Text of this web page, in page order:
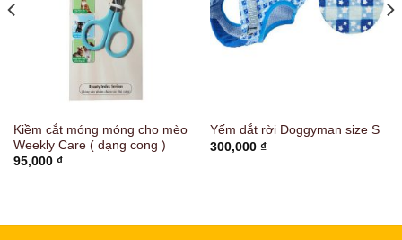
Kiềm cắt móng móng cho mèo
Weekly Care ( dạng cong )
95,000 ₫
Yếm dắt rời Doggyman size S
300,000 ₫